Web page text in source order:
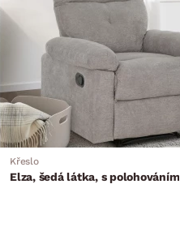
Křeslo
Elza, šedá látka, s polohováním